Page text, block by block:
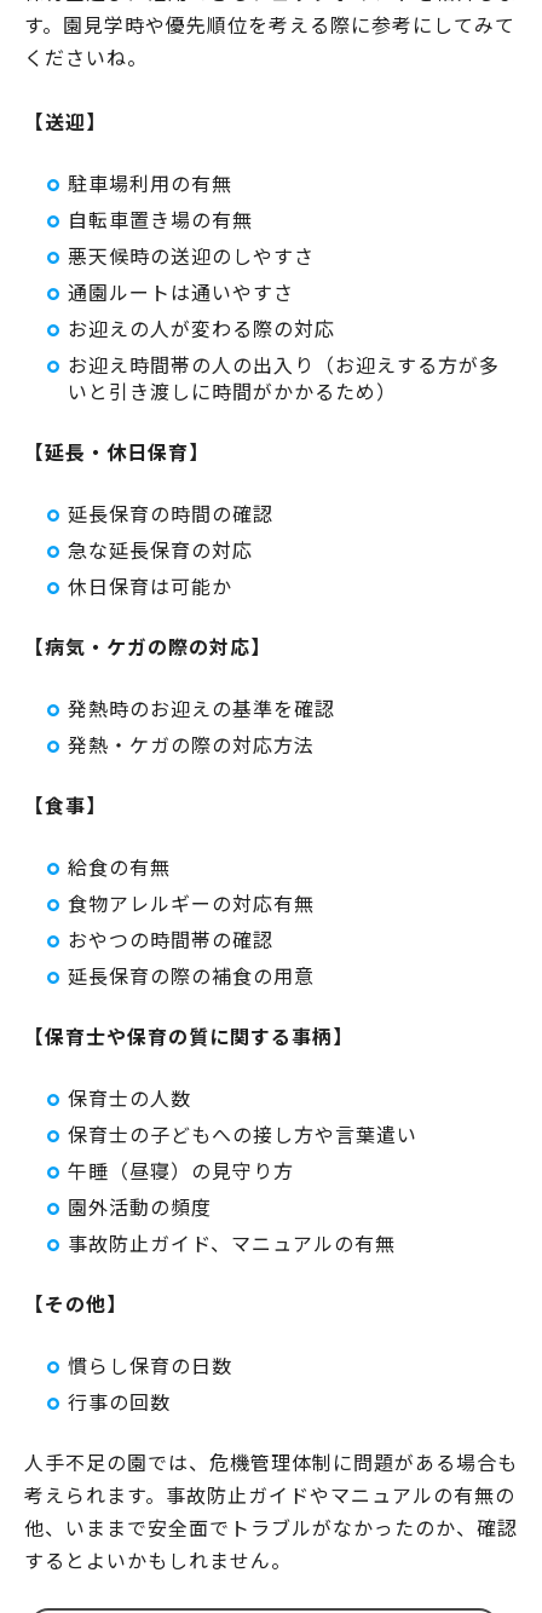
す。園見学時や優先順位を考える際に参考にしてみて
くださいね。
【送迎】
駐車場利用の有無
自転車置き場の有無
悪天候時の送迎のしやすさ
通園ルートは通いやすさ
お迎えの人が変わる際の対応
お迎え時間帯の人の出入り（お迎えする方が多
いと引き渡しに時間がかかるため）
【延長・休日保育】
延長保育の時間の確認
急な延長保育の対応
休日保育は可能か
【病気・ケガの際の対応】
発熱時のお迎えの基準を確認
発熱・ケガの際の対応方法
【食事】
給食の有無
食物アレルギーの対応有無
おやつの時間帯の確認
延長保育の際の補食の用意
【保育士や保育の質に関する事柄】
保育士の人数
保育士の子どもへの接し方や言葉遣い
午睡（昼寝）の見守り方
園外活動の頻度
事故防止ガイド、マニュアルの有無
【その他】
慣らし保育の日数
行事の回数
人手不足の園では、危機管理体制に問題がある場合も
考えられます。事故防止ガイドやマニュアルの有無の
他、いままで安全面でトラブルがなかったのか、確認
するとよいかもしれません。